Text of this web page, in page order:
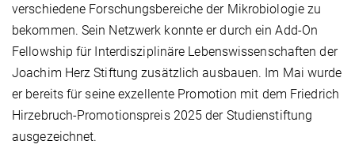
verschiedene Forschungsbereiche der Mikrobiologie zu
bekommen. Sein Netzwerk konnte er durch ein Add-On
Fellowship für Interdisziplinäre Lebenswissenschaften der
Joachim Herz Stiftung zusätzlich ausbauen. Im Mai wurde
er bereits für seine exzellente Promotion mit dem Friedrich
Hirzebruch-Promotionspreis 2025 der Studienstiftung
ausgezeichnet.